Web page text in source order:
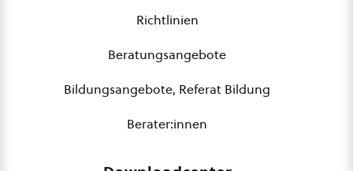
Richtlinien
Beratungsangebote
Bildungsangebote, Referat Bildung
Berater:innen